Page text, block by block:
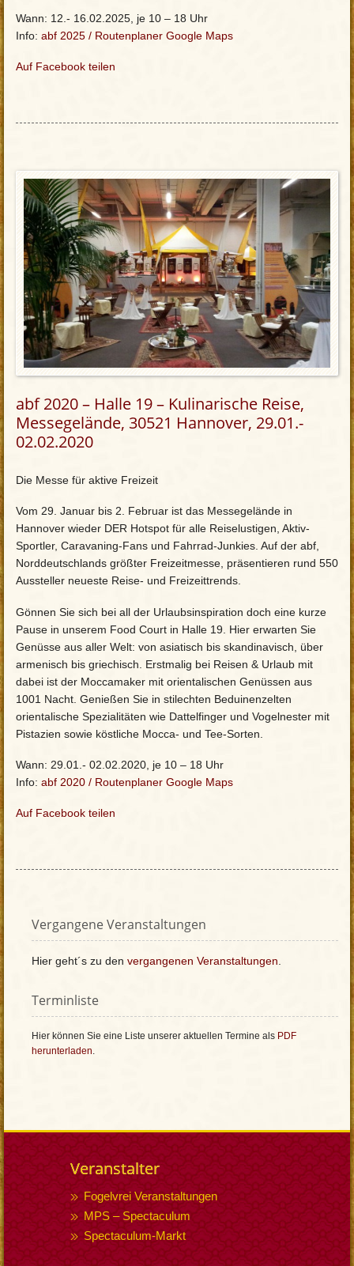
Wann: 12.- 16.02.2025, je 10 – 18 Uhr
Info: abf 2025 / Routenplaner Google Maps
Auf Facebook teilen
abf 2020 – Halle 19 – Kulinarische Reise,
Messegelände, 30521 Hannover, 29.01.-
02.02.2020
Die Messe für aktive Freizeit
Vom 29. Januar bis 2. Februar ist das Messegelände in
Hannover wieder DER Hotspot für alle Reiselustigen, Aktiv-
Sportler, Caravaning-Fans und Fahrrad-Junkies. Auf der abf,
Norddeutschlands größter Freizeitmesse, präsentieren rund 550
Aussteller neueste Reise- und Freizeittrends.
Gönnen Sie sich bei all der Urlaubsinspiration doch eine kurze
Pause in unserem Food Court in Halle 19. Hier erwarten Sie
Genüsse aus aller Welt: von asiatisch bis skandinavisch, über
armenisch bis griechisch. Erstmalig bei Reisen & Urlaub mit
dabei ist der Moccamaker mit orientalischen Genüssen aus
1001 Nacht. Genießen Sie in stilechten Beduinenzelten
orientalische Spezialitäten wie Dattelfinger und Vogelnester mit
Pistazien sowie köstliche Mocca- und Tee-Sorten.
Wann: 29.01.- 02.02.2020, je 10 – 18 Uhr
Info: abf 2020 / Routenplaner Google Maps
Auf Facebook teilen
Vergangene Veranstaltungen
Hier geht´s zu den vergangenen Veranstaltungen
Terminliste
Hier können Sie eine Liste unserer aktuellen Termine als PDF
herunterladen
Veranstalter
Fogelvrei Veranstaltungen
MPS – Spectaculum
Spectaculum-Markt